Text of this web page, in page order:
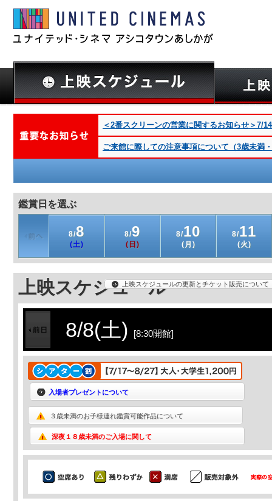
＜2番スクリーンの営業に関するお知らせ＞7/
ご来館に際しての注意事項について（3歳未満
鑑賞日を選ぶ
8/8
(土)
8/9
(日)
8/10
(月)
8/11
(火)
上映スケジュール上映スケジュールの更新とチケット販売について
8/8(土) [8:30開館]
入場者プレゼントについて
３歳未満のお子様連れ鑑賞可能作品について
深夜１８歳未満のご入場に関して